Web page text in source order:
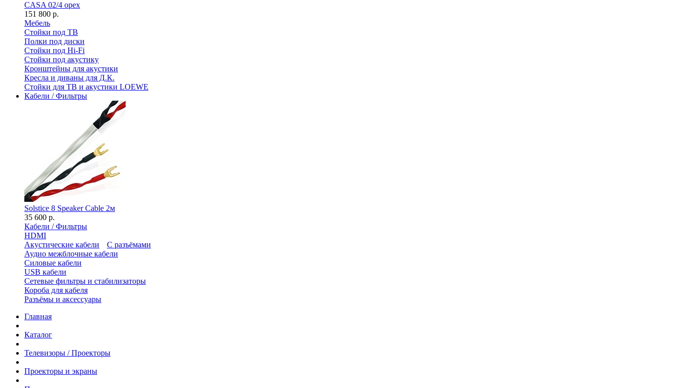
CASA 02/4 орех
151 800 р.
Мебель
Стойки под ТВ
Полки под диски
Стойки под Hi-Fi
Стойки под акустику
Кронштейны для акустики
Кресла и диваны для Д.К.
Стойки для ТВ и акустики LOEWE
Кабели / Фильтры
Solstice 8 Speaker Cable 2м
35 600 р.
Кабели / Фильтры
HDMI
Акустические кабели
С разъёмами
Аудио межблочные кабели
Силовые кабели
USB кабели
Сетевые фильтры и стабилизаторы
Короба для кабеля
Разъёмы и аксессуары
Главная
Каталог
Телевизоры / Проекторы
Проекторы и экраны